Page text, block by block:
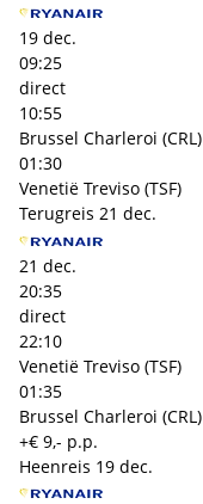
19 dec.
09:25
direct
10:55
Brussel Charleroi (CRL)
01:30
Venetië Treviso (TSF)
Terugreis 21 dec.
21 dec.
20:35
direct
22:10
Venetië Treviso (TSF)
01:35
Brussel Charleroi (CRL)
+€ 9,- p.p.
Heenreis 19 dec.